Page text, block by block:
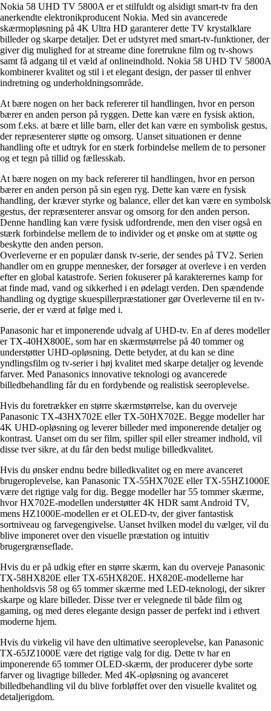
Nokia 58 UHD TV 5800A er et stilfuldt og alsidigt smart-tv fra den
anerkendte elektronikproducent Nokia. Med sin avancerede
skærmopløsning på 4K Ultra HD garanterer dette TV krystalklare
billeder og skarpe detaljer. Det er udstyret med smart-tv-funktioner, der
giver dig mulighed for at streame dine foretrukne film og tv-shows
samt få adgang til et væld af onlineindhold. Nokia 58 UHD TV 5800A
kombinerer kvalitet og stil i et elegant design, der passer til enhver
indretning og underholdningsområde.
At bære nogen on her back refererer til handlingen, hvor en person
bærer en anden person på ryggen. Dette kan være en fysisk aktion,
som f.eks. at bære et lille barn, eller det kan være en symbolisk gestus,
der repræsenterer støtte og omsorg. Uanset situationen er denne
handling ofte et udtryk for en stærk forbindelse mellem de to personer
og et tegn på tillid og fællesskab.
At bære nogen on my back refererer til handlingen, hvor en person
bærer en anden person på sin egen ryg. Dette kan være en fysisk
handling, der kræver styrke og balance, eller det kan være en symbolsk
gestus, der repræsenterer ansvar og omsorg for den anden person.
Denne handling kan være fysisk udfordrende, men den viser også en
stærk forbindelse mellem de to individer og et ønske om at støtte og
beskytte den anden person.
Overleverne er en populær dansk tv-serie, der sendes på TV2. Serien
handler om en gruppe mennesker, der forsøger at overleve i en verden
efter en global katastrofe. Serien fokuserer på karakterernes kamp for
at finde mad, vand og sikkerhed i en ødelagt verden. Den spændende
handling og dygtige skuespillerpræstationer gør Overleverne til en tv-
serie, der er værd at følge med i.
Panasonic har et imponerende udvalg af UHD-tv. En af deres modeller
er TX-40HX800E, som har en skærmstørrelse på 40 tommer og
understøtter UHD-opløsning. Dette betyder, at du kan se dine
yndlingsfilm og tv-serier i høj kvalitet med skarpe detaljer og levende
farver. Med Panasonics innovative teknologi og avancerede
billedbehandling får du en fordybende og realistisk seeroplevelse.
Hvis du foretrækker en større skærmstørrelse, kan du overveje
Panasonic TX-43HX702E eller TX-50HX702E. Begge modeller har
4K UHD-opløsning og leverer billeder med imponerende detaljer og
kontrast. Uanset om du ser film, spiller spil eller streamer indhold, vil
disse tver sikre, at du får den bedst mulige billedkvalitet.
Hvis du ønsker endnu bedre billedkvalitet og en mere avanceret
brugeroplevelse, kan Panasonic TX-55HX702E eller TX-55HZ1000E
være det rigtige valg for dig. Begge modeller har 55 tommer skærme,
hvor HX702E-modellen understøtter 4K HDR samt Android TV,
mens HZ1000E-modellen er et OLED-tv, der giver fantastisk
sortniveau og farvegengivelse. Uanset hvilken model du vælger, vil du
blive imponeret over den visuelle præstation og intuitiv
brugergrænseflade.
Hvis du er på udkig efter en større skærm, kan du overveje Panasonic
TX-58HX820E eller TX-65HX820E. HX820E-modellerne har
henholdsvis 58 og 65 tommer skærme med LED-teknologi, der sikrer
skarpe og klare billeder. Disse tver er velegnede til både film og
gaming, og med deres elegante design passer de perfekt ind i ethvert
moderne hjem.
Hvis du virkelig vil have den ultimative seeroplevelse, kan Panasonic
TX-65JZ1000E være det rigtige valg for dig. Dette tv har en
imponerende 65 tommer OLED-skærm, der producerer dybe sorte
farver og livagtige billeder. Med 4K-opløsning og avanceret
billedbehandling vil du blive forbløffet over den visuelle kvalitet og
detaljerigdom.